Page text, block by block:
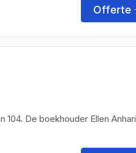
Offerte
104. De boekhouder Ellen Anhari